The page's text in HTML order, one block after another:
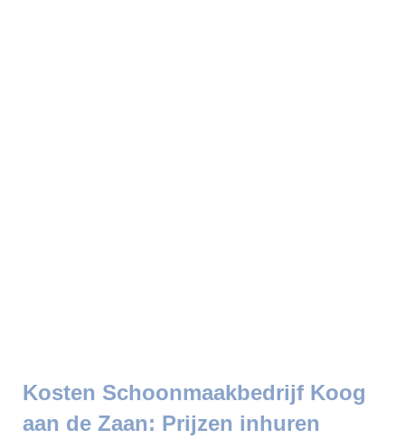
Kosten Schoonmaakbedrijf Koog
aan de Zaan: Prijzen inhuren